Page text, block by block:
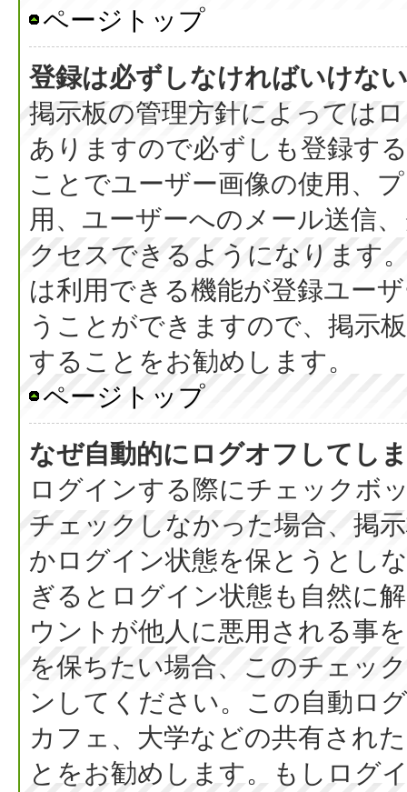
ページトップ
登録は必ずしなければいけな
掲示板の管理方針によっては
ありますので必ずしも登録す
ことでユーザー画像の使用、
用、ユーザーへのメール送信
クセスできるようになります
は利用できる機能が登録ユー
うことができますので、掲示
することをお勧めします。
ページトップ
なぜ自動的にログオフしてし
ログインする際にチェックボ
チェックしなかった場合、掲
かログイン状態を保とうとし
ぎるとログイン状態も自然に
ウントが他人に悪用される事
を保ちたい場合、このチェッ
ンしてください。この自動ロ
カフェ、大学などの共有され
とをお勧めします。もしログ